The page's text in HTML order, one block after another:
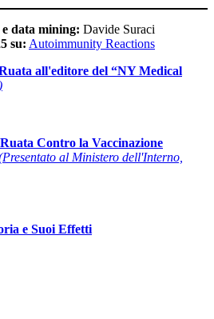
data mining: Davide Suraci
su: Autoimmunity Reactions
all'editore del “NY Medical
Contro la Vaccinazione
al Ministero dell'Interno,
e Suoi Effetti